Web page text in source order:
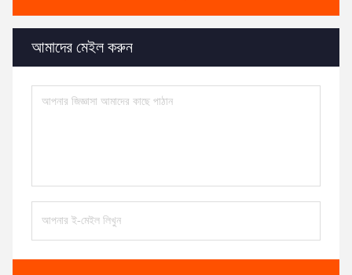
আমাদের মেইল করুন